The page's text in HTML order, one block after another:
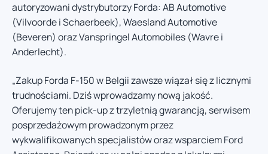
autoryzowani dystrybutorzy Forda: AB Automotive
(Vilvoorde i Schaerbeek), Waesland Automotive
(Beveren) oraz Vanspringel Automobiles (Wavre i
Anderlecht).
„Zakup Forda F-150 w Belgii zawsze wiązał się z licznymi
trudnościami. Dziś wprowadzamy nową jakość.
Oferujemy ten pick-up z trzyletnią gwarancją, serwisem
posprzedażowym prowadzonym przez
wykwalifikowanych specjalistów oraz wsparciem Ford